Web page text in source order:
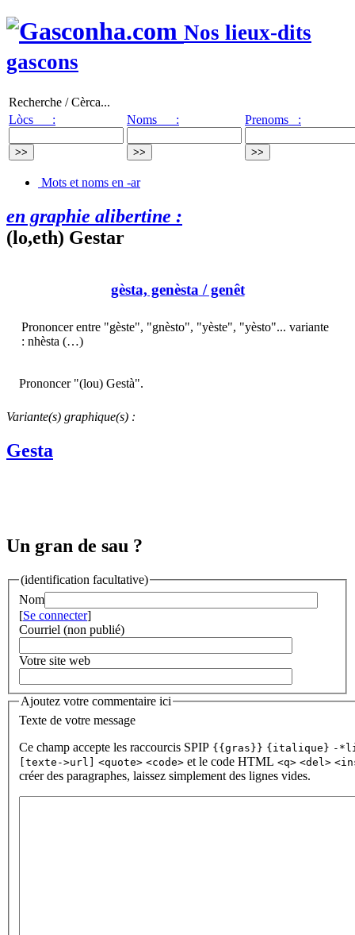
Nos lieux-dits
gascons
Recherche / Cèrca...
Lòcs :
Noms : Prenoms :
Mots et noms en -ar
en graphie alibertine :
(lo,eth) Gestar
gèsta, genèsta/ genêt
Prononcer entre "gèste", "gnèsto", "yèste", "yèsto"... variante
: nhèsta (…)
Prononcer "(lou) Gestà".
Variante(s) graphique(s) :
Gesta
Un gran de sau ?
(identification facultative)
Nom
[Se connecter]
Courriel (non publié)
Votre site web
Ajoutez votre commentaire ici
Texte de votre message
Ce champ accepte les raccourcis SPIP {{gras}} {italique} -
[texte->url] <quote> <code> et le code HTML <q> <del>
créer des paragraphes, laissez simplement des lignes vides.